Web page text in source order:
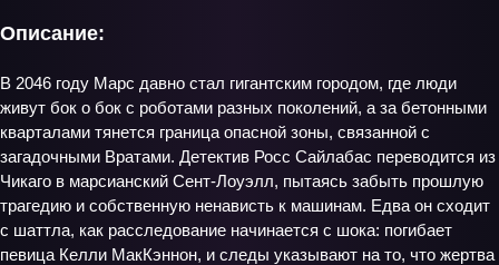
Описание:
В 2046 году Марс давно стал гигантским городом, где люди
живут бок о бок с роботами разных поколений, а за бетонными
кварталами тянется граница опасной зоны, связанной с
загадочными Вратами. Детектив Росс Сайлабас переводится из
Чикаго в марсианский Сент‑Лоуэлл, пытаясь забыть прошлую
трагедию и собственную ненависть к машинам. Едва он сходит
с шаттла, как расследование начинается с шока: погибает
певица Келли МакКэннон, и следы указывают на то, что жертва